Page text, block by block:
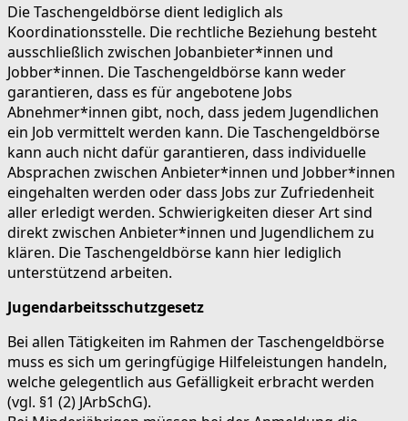
Die Taschengeldbörse dient lediglich als
Koordinationsstelle. Die rechtliche Beziehung besteht
ausschließlich zwischen Jobanbieter*innen und
Jobber*innen. Die Taschengeldbörse kann weder
garantieren, dass es für angebotene Jobs
Abnehmer*innen gibt, noch, dass jedem Jugendlichen
ein Job vermittelt werden kann. Die Taschengeldbörse
kann auch nicht dafür garantieren, dass individuelle
Absprachen zwischen Anbieter*innen und Jobber*innen
eingehalten werden oder dass Jobs zur Zufriedenheit
aller erledigt werden. Schwierigkeiten dieser Art sind
direkt zwischen Anbieter*innen und Jugendlichem zu
klären. Die Taschengeldbörse kann hier lediglich
unterstützend arbeiten.
Jugendarbeitsschutzgesetz
Bei allen Tätigkeiten im Rahmen der Taschengeldbörse
muss es sich um geringfügige Hilfeleistungen handeln,
welche gelegentlich aus Gefälligkeit erbracht werden
(vgl. §1 (2) JArbSchG).